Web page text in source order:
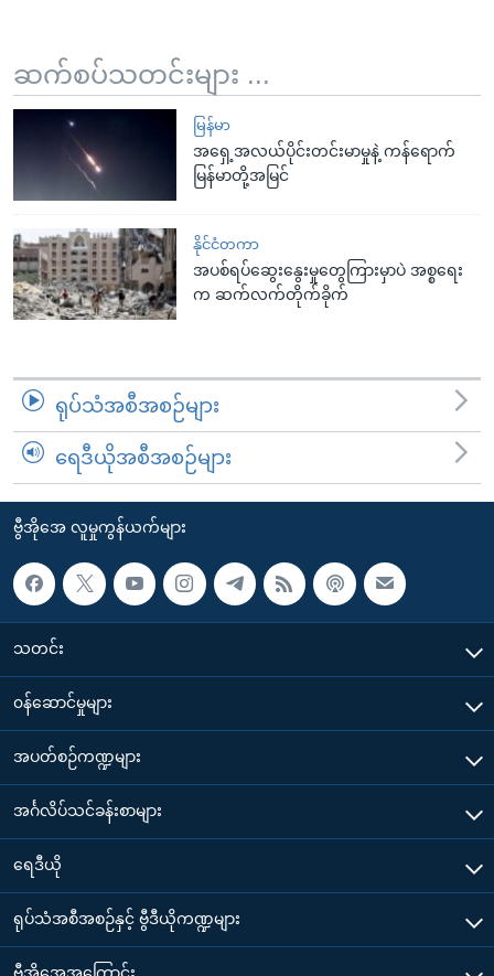
ဆက်စပ်သတင်းများ ...
မြန်မာ
အရှေ့အလယ်ပိုင်းတင်းမာမှုနဲ့ ကန်ရောက်
မြန်မာတို့အမြင်
နိုင်ငံတကာ
အပစ်ရပ်ဆွေးနွေးမှုတွေကြားမှာပဲ အစ္စရေး
က ဆက်လက်တိုက်ခိုက်
ရုပ်သံအစီအစဉ်များ
ရေဒီယိုအစီအစဉ်များ
ဗွီအိုအေ လူမှုကွန်ယက်များ
သတင်း
၀န်ဆောင်မှုများ
အပတ်စဉ်ကဏ္ဍများ
အင်္ဂလိပ်သင်ခန်းစာများ
ရေဒီယို
ရုပ်သံအစီအစဉ်နှင့် ဗွီဒီယိုကဏ္ဍများ